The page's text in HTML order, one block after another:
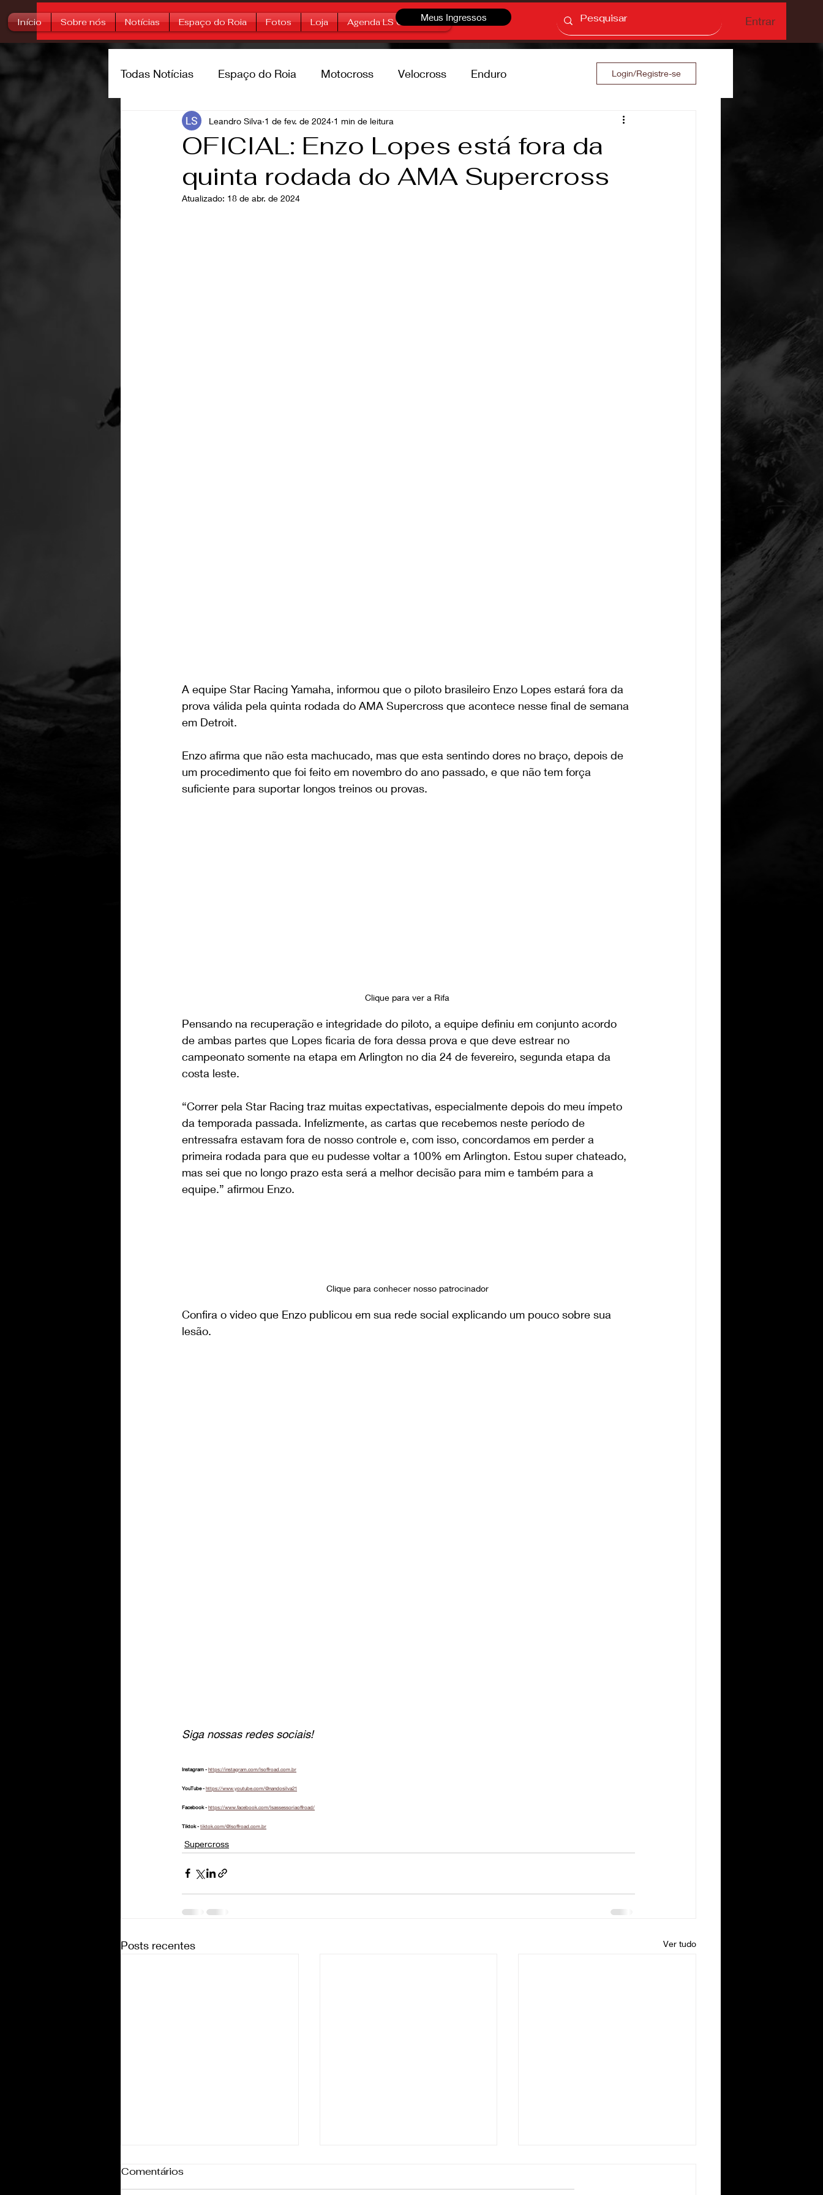
Início Sobre nós Notícias Espaço do Roia Fotos Loja Agenda LS OffroadMeus Ingressos Entrar
Todas Notícias Espaço do Roia Motocross Velocross Enduro
Trilheiros Rally Supercross Marcas
Login/Registre-se
OFICIAL: Enzo Lopes está fora da
quinta rodada do AMA Supercross
Leandro Silva 1 de fev. de 2024 1 min de leitura
Atualizado: 18 de abr. de 2024
A equipe Star Racing Yamaha, informou que o piloto brasileiro Enzo Lopes estará fora da
prova válida pela quinta rodada do AMA Supercross que acontece nesse final de semana
em Detroit.
Enzo afirma que não esta machucado, mas que esta sentindo dores no braço, depois de
um procedimento que foi feito em novembro do ano passado, e que não tem força
suficiente para suportar longos treinos ou provas.
Clique para ver a Rifa
Pensando na recuperação e integridade do piloto, a equipe definiu em conjunto acordo
de ambas partes que Lopes ficaria de fora dessa prova e que deve estrear no
campeonato somente na etapa em Arlington no dia 24 de fevereiro, segunda etapa da
costa leste.
“Correr pela Star Racing traz muitas expectativas, especialmente depois do meu ímpeto
da temporada passada. Infelizmente, as cartas que recebemos neste período de
entressafra estavam fora de nosso controle e, com isso, concordamos em perder a
primeira rodada para que eu pudesse voltar a 100% em Arlington. Estou super chateado,
mas sei que no longo prazo esta será a melhor decisão para mim e também para a
equipe.” afirmou Enzo.
Clique para conhecer nosso patrocinador
Confira o video que Enzo publicou em sua rede social explicando um pouco sobre sua
lesão.
Siga nossas redes sociais!
Instagram - https://instagram.com/lsoffroad.com.br
YouTube - https://www.youtube.com/@nandosilva21
Facebook - https://www.facebook.com/lsassessoriaoffroad/
Tiktok - tiktok.com/@lsoffroad.com.br
Supercross
Posts recentes Ver tudo
Comentários